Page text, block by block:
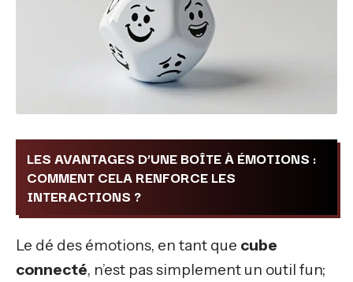
LES AVANTAGES D’UNE BOÎTE À ÉMOTIONS :
COMMENT CELA RENFORCE LES
INTERACTIONS ?
Le dé des émotions, en tant que cube
connecté, n’est pas simplement un outil fun;